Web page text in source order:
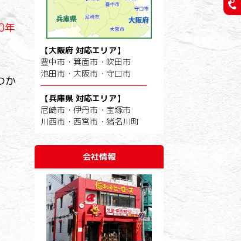
年
か
【大阪府 対応エリア】
豊中市・箕面市・吹田市
池田市・大阪市・守口市
【兵庫県 対応エリア】
尼崎市・伊丹市・宝塚市
川西市・西宮市・猪名川町
会社情報